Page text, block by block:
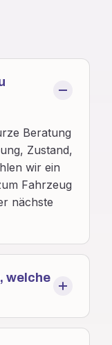
Beratung
Zustand,
wir ein
Fahrzeug
nächste
welche